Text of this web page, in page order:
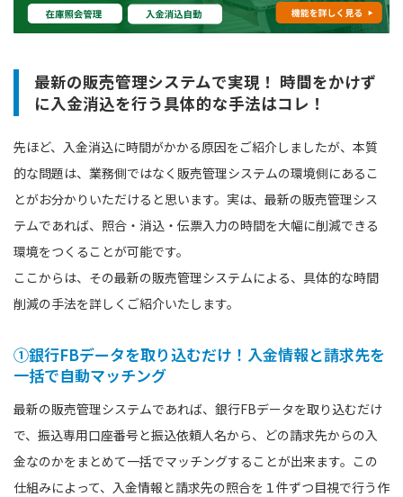
最新の販売管理システムで実現！ 時間をかけず
に入金消込を行う具体的な手法はコレ！
先ほど、入金消込に時間がかかる原因をご紹介しましたが、本質
的な問題は、業務側ではなく販売管理システムの環境側にあるこ
とがお分かりいただけると思います。実は、最新の販売管理シス
テムであれば、照合・消込・伝票入力の時間を大幅に削減できる
環境をつくることが可能です。
ここからは、その最新の販売管理システムによる、具体的な時間
削減の手法を詳しくご紹介いたします。
①銀行FBデータを取り込むだけ！入金情報と請求先を
一括で自動マッチング
最新の販売管理システムであれば、銀行FBデータを取り込むだけ
で、振込専用口座番号と振込依頼人名から、どの請求先からの入
金なのかをまとめて一括でマッチングすることが出来ます。この
仕組みによって、入金情報と請求先の照合を１件ずつ目視で行う作